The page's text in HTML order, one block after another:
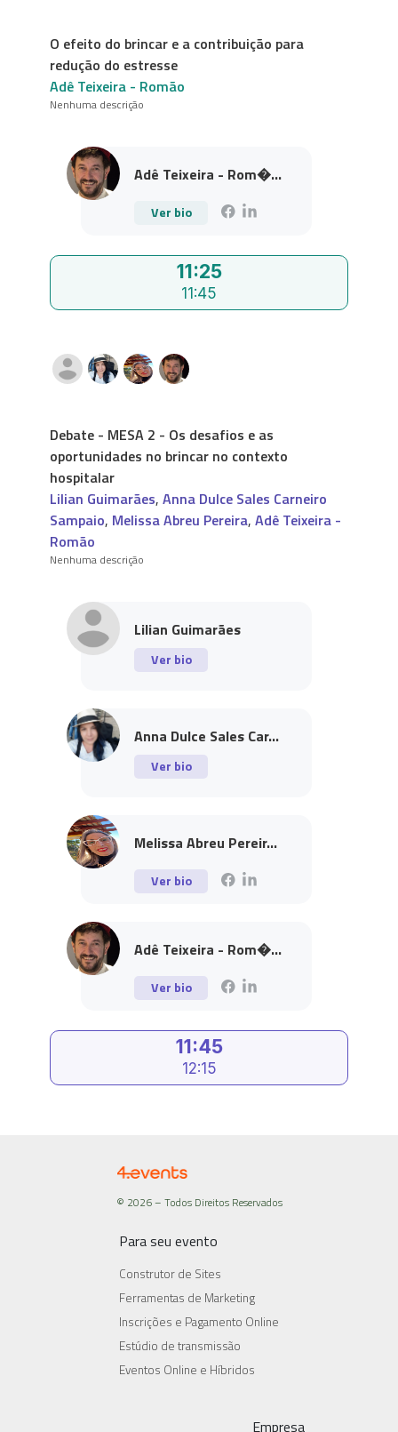
11:25
11:45
O efeito do brincar e a contribuição para
redução do estresse
Adê Teixeira - Romão
Nenhuma descrição
Adê Teixeira - Rom�...
Ver bio
11:45
12:15
Debate - MESA 2 - Os desafios e as
oportunidades no brincar no contexto
hospitalar
Lilian Guimarães, Anna Dulce Sales Carneiro
Sampaio, Melissa Abreu Pereira, Adê Teixeira -
Romão
Nenhuma descrição
Lilian Guimarães
Ver bio
Anna Dulce Sales Car...
Ver bio
Melissa Abreu Pereir...
Ver bio
Adê Teixeira - Rom�...
Ver bio
© 2026 – Todos Direitos Reservados
Para seu evento
Construtor de Sites
Ferramentas de Marketing
Inscrições e Pagamento Online
Estúdio de transmissão
Eventos Online e Híbridos
Empresa